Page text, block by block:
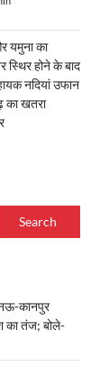
यमुना का
स्थिर होने के बाद
नदियां उफान
का खतरा
Search
कानपुर
का तंज; बोले-